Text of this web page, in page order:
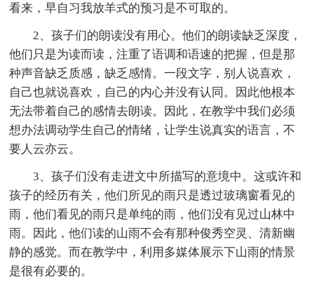
看来，早自习我放羊式的预习是不可取的。
2、孩子们的朗读没有用心。他们的朗读缺乏深度，
他们只是为读而读，注重了语调和语速的把握，但是那
种声音缺乏质感，缺乏感情。一段文字，别人说喜欢，
自己也就说喜欢，自己的内心并没有认同。因此他根本
无法带着自己的感情去朗读。因此，在教学中我们必须
想办法调动学生自己的情绪，让学生说真实的语言，不
要人云亦云。
3、孩子们没有走进文中所描写的意境中。这或许和
孩子的经历有关，他们所见的雨只是透过玻璃窗看见的
雨，他们看见的雨只是单纯的雨，他们没有见过山林中
雨。因此，他们读的山雨不会有那种俊秀空灵、清新幽
静的感觉。而在教学中，利用多媒体展示下山雨的情景
是很有必要的。